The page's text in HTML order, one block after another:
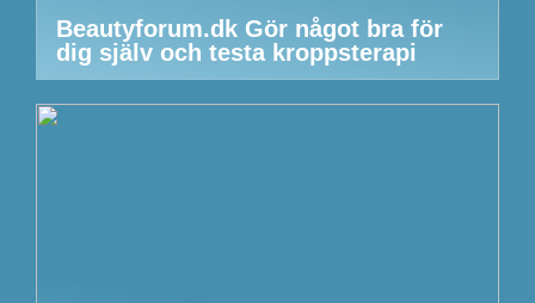
Beautyforum.dk Gör något bra för
dig själv och testa kroppsterapi